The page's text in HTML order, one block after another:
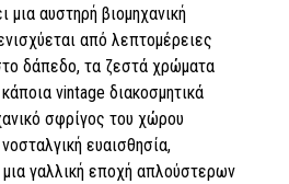
μια αυστηρή βιομηχανική
από λεπτομέρειες
δάπεδο, τα ζεστά χρώματα
vintage διακοσμητικά
σφρίγος του χώρου
ευαισθησία,
γαλλική εποχή απλούστερων